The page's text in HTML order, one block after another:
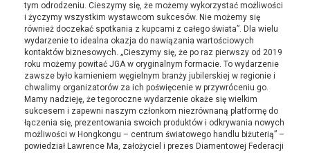
tym odrodzeniu. Cieszymy się, że możemy wykorzystać możliwości
i życzymy wszystkim wystawcom sukcesów. Nie możemy się
również doczekać spotkania z kupcami z całego świata”. Dla wielu
wydarzenie to idealna okazja do nawiązania wartościowych
kontaktów biznesowych. „Cieszymy się, że po raz pierwszy od 2019
roku możemy powitać JGA w oryginalnym formacie. To wydarzenie
zawsze było kamieniem węgielnym branży jubilerskiej w regionie i
chwalimy organizatorów za ich poświęcenie w przywróceniu go.
Mamy nadzieję, że tegoroczne wydarzenie okaże się wielkim
sukcesem i zapewni naszym członkom niezrównaną platformę do
łączenia się, prezentowania swoich produktów i odkrywania nowych
możliwości w Hongkongu – centrum światowego handlu biżuterią” –
powiedział Lawrence Ma, założyciel i prezes Diamentowej Federacji